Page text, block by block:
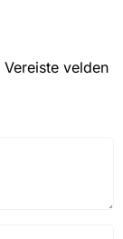
Vereiste velden